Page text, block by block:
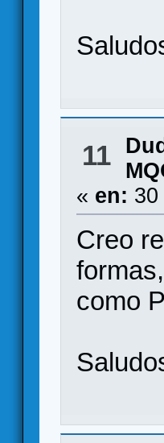
11
« en:
Creo
como